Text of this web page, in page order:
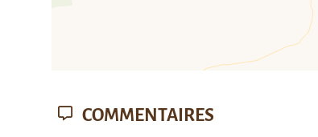
COMMENTAIRES